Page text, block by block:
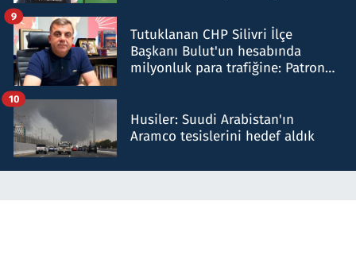
Tutuklanan CHP Silivri İlçe
Başkanı Bulut'un hesabında
milyonluk para trafiğine: Patron
9
Husiler: Suudi Arabistan'ın
Aramco tesislerini hedef aldık
10